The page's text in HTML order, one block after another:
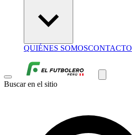
QUIÉNES SOMOSCONTACTO
Buscar en el sitio